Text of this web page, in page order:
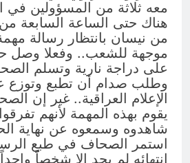
معه ثلاثة من المسؤولين في
هناك حتى الساعة السابعة
من نيسان بانتظار رسالة
موجهة للشعب.. وفعلا وصل
على دراجة نارية وتسلم
وطلب صدام أن تطبع وتوزع
الإعلام العراقية.. غير إن
يقوم بهذه المهمة لأنهم
شاهدوه وسمعوه عن نهاية
استمر الصحاف في طبع
انتهائه لم يجد إلا شخصاً